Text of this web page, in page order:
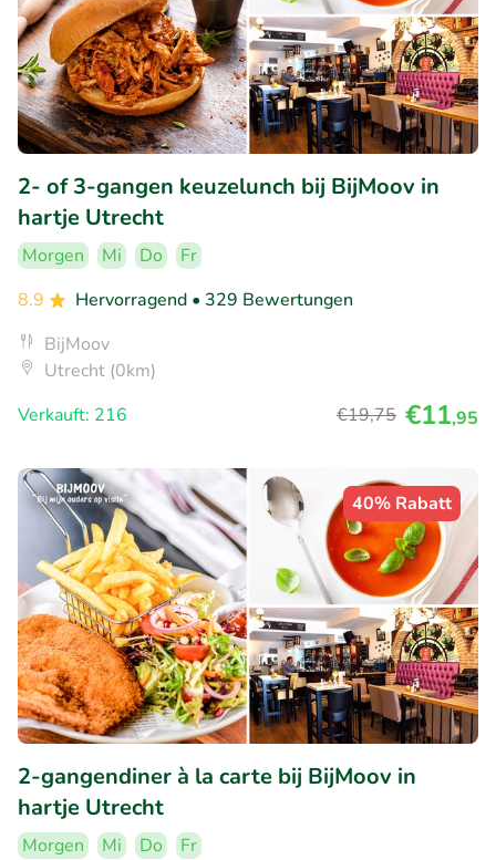
2- of 3-gangen keuzelunch bij BijMoov in
hartje Utrecht
Morgen Mi Do
Fr
8.9
Hervorragend • 329 Bewertungen
BijMoov
Utrecht (0km)
Verkauft: 216
€19,75 €11,95
40% Rabatt
2-gangendiner à la carte bij BijMoov in
hartje Utrecht
Morgen Mi Do
Fr